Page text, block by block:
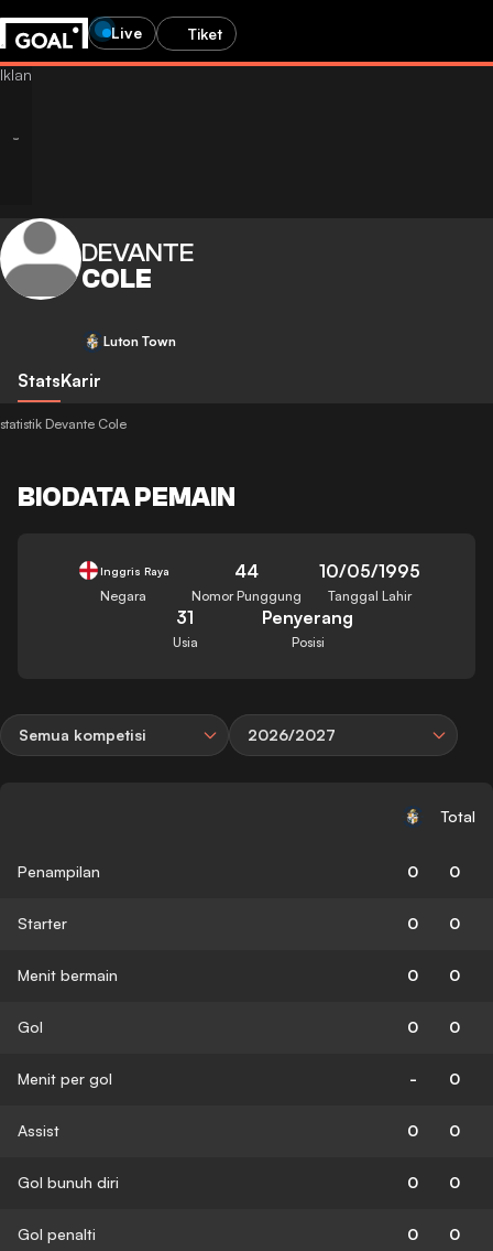
Live Tiket
DEVANTE
COLE
Luton Town
StatsKarir
statistik Devante Cole
BIODATA PEMAIN
Inggris Raya
Negara
44
Nomor Punggung
10/05/1995
Tanggal Lahir
31
Usia
Penyerang
Posisi
Semua kompetisi 2026/2027
Total
Penampilan 0 0
Starter 0 0
Menit bermain 0 0
Gol 0 0
Menit per gol - 0
Assist 0 0
Gol bunuh diri 0 0
Gol penalti 0 0